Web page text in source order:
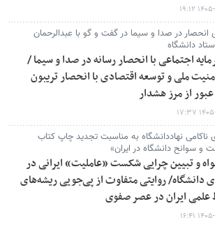
۱۹:۱۲
انحصار در صدا و سیما در گفت و گو با عبدالرحمان
دانشگاه
اجتماعی با انحصار رسانه در صدا و سیما /
ملی و توسعه اقتصادی با انحصار تریبون
از مرز هشدار
۱۷:۳۷
ناکامی نهاددانشگاه به مناسبت تجدید چاپ کتاب
و سوانح دانشگاه در ایران»
و تبیین چرایی شکست «عاملیت» ایرانی در
دانشگاه/ روایتی متفاوت از پی‌جویی ریشه‌های
علمی ایران در عصر صفوی
۱۶:۴۱